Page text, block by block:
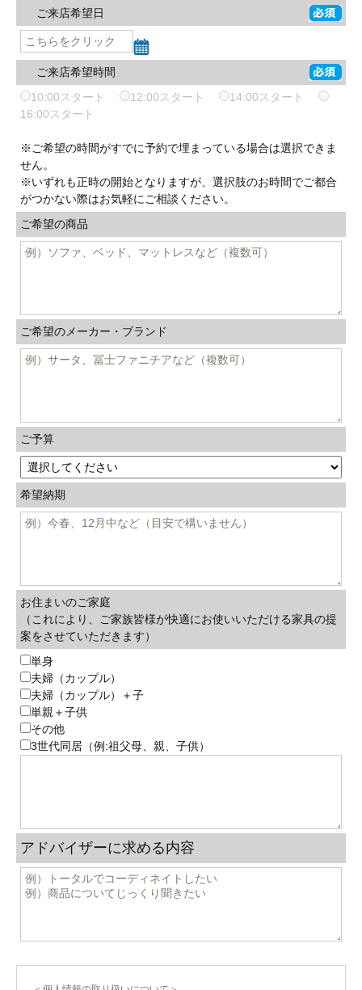
ご来店希望日
ご来店希望時間
10:00スタート
12:00スタート
14:00スタート
16:00スタート
※ご希望の時間がすでに予約で埋まっている場合は選択できま
せん。
※いずれも正時の開始となりますが、選択肢のお時間でご都合
がつかない際はお気軽にご相談ください。
ご希望の商品
ご希望のメーカー・ブランド
ご予算
希望納期
お住まいのご家庭
（これにより、ご家族皆様が快適にお使いいただける家具の提
案をさせていただきます）
単身
夫婦（カップル）
夫婦（カップル）＋子
単親＋子供
その他
3世代同居（例:祖父母、親、子供）
アドバイザーに求める内容